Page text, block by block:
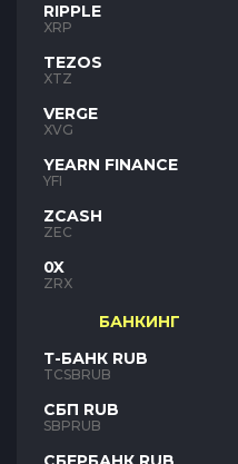
RIPPLE
XRP
TEZOS
XTZ
VERGE
XVG
YEARN FINANCE
YFI
ZCASH
ZEC
0X
ZRX
БАНКИНГ
Т-БАНК RUB
TCSBRUB
СБП RUB
SBPRUB